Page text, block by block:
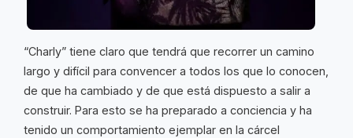
“Charly” tiene claro que tendrá que recorrer un camino
largo y difícil para convencer a todos los que lo conocen,
de que ha cambiado y de que está dispuesto a salir a
construir. Para esto se ha preparado a conciencia y ha
tenido un comportamiento ejemplar en la cárcel